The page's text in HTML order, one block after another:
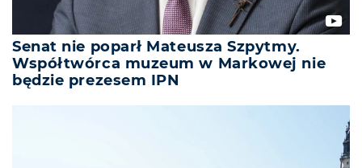
Senat nie poparł Mateusza Szpytmy.
Współtwórca muzeum w Markowej nie
będzie prezesem IPN